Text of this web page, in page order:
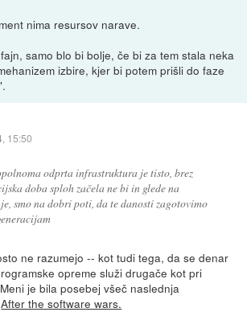
nima resursov narave.
samo blo bi bolje, če bi za tem stala neka
izbire, kjer bi potem prišli do faze
15:50
odprta infrastruktura je tisto, brez
doba sploh začela ne bi in glede na
smo na dobri poti, da te danosti zagotovimo
ne razumejo -- kot tudi tega, da se denar
opreme služi drugače kot pri
je bila posebej všeč naslednja
After the software wars.